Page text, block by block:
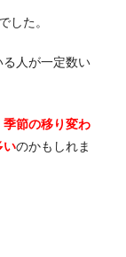
した。
人が一定数い
季節の移り変わ
いのかもしれま